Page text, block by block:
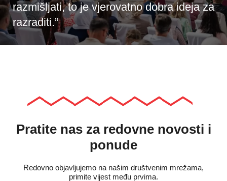
razmišljati, to je vjerovatno dobra ideja za
razraditi.”
Pratite nas za redovne novosti i
ponude
Redovno objavljujemo na našim društvenim mrežama,
primite vijest među prvima.